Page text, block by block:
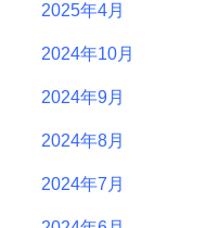
2025年4月
2024年10月
2024年9月
2024年8月
2024年7月